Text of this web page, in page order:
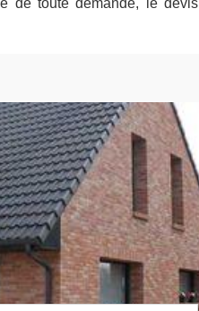
de toute demande, le devis